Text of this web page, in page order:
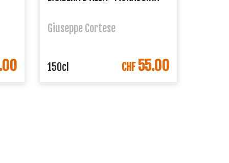
Giuseppe Cortese
IN DEN WARENKORB
150cl CHF 55.00